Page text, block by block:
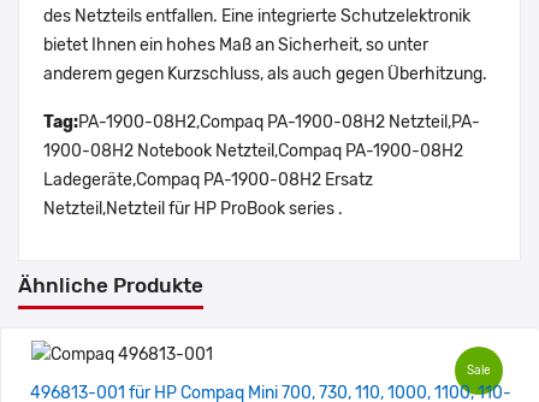
des Netzteils entfallen. Eine integrierte Schutzelektronik
bietet Ihnen ein hohes Maß an Sicherheit, so unter
anderem gegen Kurzschluss, als auch gegen Überhitzung.
Tag:PA-1900-08H2,Compaq PA-1900-08H2 Netzteil,PA-
1900-08H2 Notebook Netzteil,Compaq PA-1900-08H2
Ladegeräte,Compaq PA-1900-08H2 Ersatz
Netzteil,Netzteil für HP ProBook series .
Ähnliche Produkte
Sale
496813-001 für HP Compaq Mini 700, 730, 110, 1000, 1100, 110-